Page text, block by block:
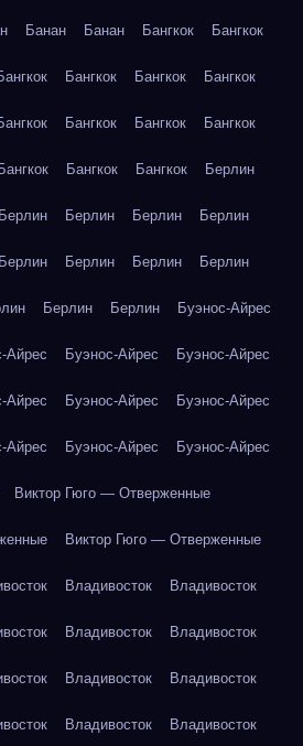
Банан Банан Бангкок Бангкок
Бангкок Бангкок Бангкок
Бангкок Бангкок Бангкок
Бангкок Бангкок Бангкок Берлин
Берлин Берлин Берлин Берлин
Берлин Берлин Берлин Берлин
Берлин Берлин Буэнос-Айрес
Айрес Буэнос-Айрес Буэнос-Айрес
Айрес Буэнос-Айрес Буэнос-Айрес
Айрес Буэнос-Айрес Буэнос-Айрес
Виктор Гюго — Отверженные
Виктор Гюго — Отверженные
Владивосток Владивосток
Владивосток Владивосток
Владивосток Владивосток
Владивосток Владивосток